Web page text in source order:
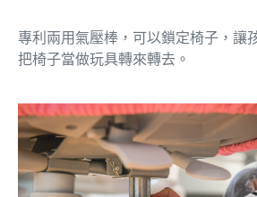
專利兩用氣壓棒，可以鎖定椅子，讓
把椅子當做玩具轉來轉去。